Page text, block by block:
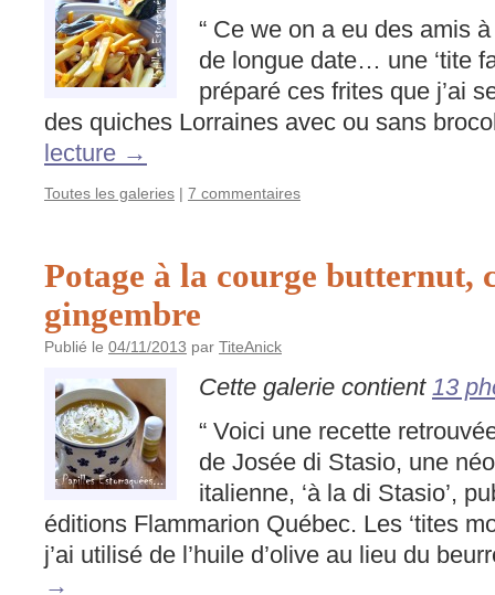
“ Ce we on a eu des amis
de longue date… une ‘tite
préparé ces frites que j’ai
des quiches Lorraines avec ou sans
lecture →
Toutes les galeries | 7 commentaires
Potage à la courge butternut,
gingembre
Publié le 04/11/2013 par TiteAnick
Cette galerie contient 13
“ Voici une recette
de Josée di Stasio, une
italienne, ‘à la di Stasio’,
éditions Flammarion Québec. Les ‘tites
j’ai utilisé de l’huile d’olive au lieu du
→